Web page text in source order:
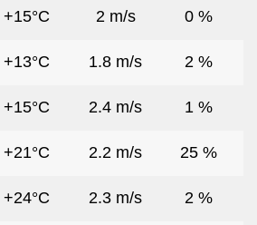
+15°C 2 m/s 0 %
+13°C 1.8 m/s 2 %
+15°C 2.4 m/s 1 %
+21°C 2.2 m/s 25 %
+24°C 2.3 m/s 2 %